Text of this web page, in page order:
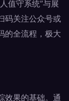
值守系统”与展
码关注公众号或
的全流程，极大
效果的基础。通